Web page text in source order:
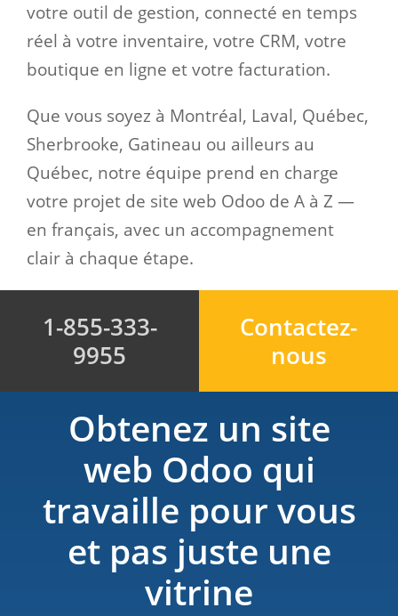
votre outil de gestion, connecté en temps
réel à votre inventaire, votre CRM, votre
boutique en ligne et votre facturation.
Que vous soyez à Montréal, Laval, Québec,
Sherbrooke, Gatineau ou ailleurs au
Québec, notre équipe prend en charge
votre projet de site web Odoo de A à Z —
en français, avec un accompagnement
clair à chaque étape.
1-855-333-
9955
Contactez-
nous
Obtenez un site
web Odoo qui
travaille pour vous
et pas juste une
vitrine